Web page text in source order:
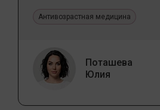
Антивозрастная медицина
Поташева
Юлия